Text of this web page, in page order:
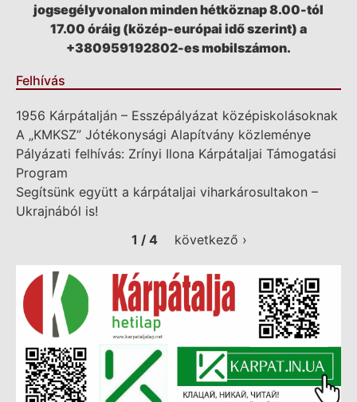
jogsegélyvonalon minden hétköznap 8.00-tól
17.00 óráig (közép-európai idő szerint) a
+380959192802-es mobilszámon.
Felhívás
1956 Kárpátalján – Esszépályázat középiskolásoknak
A „KMKSZ” Jótékonysági Alapítvány közleménye
Pályázati felhívás: Zrínyi Ilona Kárpátaljai Támogatási
Program
Segítsünk együtt a kárpátaljai viharkárosultakon –
Ukrajnából is!
1 / 4
következő ›